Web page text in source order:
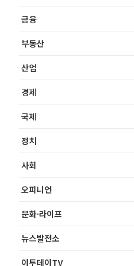
금융
부동산
산업
경제
국제
정치
사회
오피니언
문화·라이프
뉴스발전소
이투데이TV